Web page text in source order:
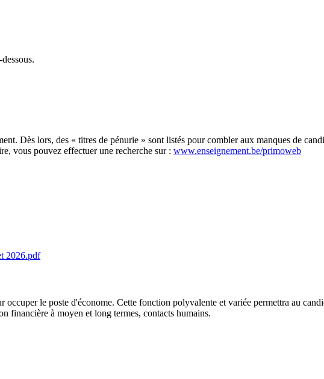
Dès lors, des « titres de pénurie » sont listés pour combler aux manques de
vous pouvez effectuer une recherche sur : www.enseignement.be/primoweb
2026.pdf
le poste d'économe. Cette fonction polyvalente et variée permettra au
financière à moyen et long termes, contacts humains.